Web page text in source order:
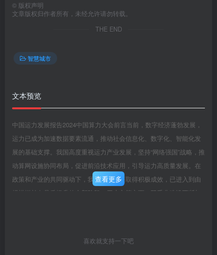
© 版权声明
文章版权归作者所有，未经允许请勿转载。
THE END
智慧城市
文本预览
中国运力发展报告2024中国算力大会前言当前，数字经济蓬勃发展，
运力已成为加速数据要素流通，推动社会信息化、数字化、智能化发
展的基础支撑。我国高度重视运力产业发展，坚持“网络强国”战略，推
动算网设施协同布局，促进前沿技术应用，引导运力高质量发展。在
政策和产业的共同驱动下，我国运力发展取得积极成效，已进入到由
规模增长向品质提升的全新阶段。用户入算方面，双千兆建设不断加
方面，“东数西算”枢纽节点间干线光缆建设加快，有效支撑长距离高效
查看更多
喜欢就支持一下吧